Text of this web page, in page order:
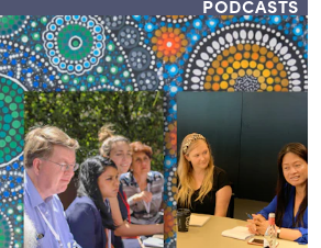
PODCASTS